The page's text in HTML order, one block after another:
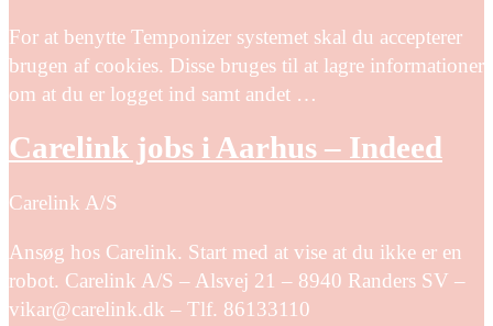
For at benytte Temponizer systemet skal du accepterer
brugen af cookies. Disse bruges til at lagre informationer
om at du er logget ind samt andet …
Carelink jobs i Aarhus – Indeed
Carelink A/S
Ansøg hos Carelink. Start med at vise at du ikke er en
robot. Carelink A/S – Alsvej 21 – 8940 Randers SV –
vikar@carelink.dk – Tlf. 86133110